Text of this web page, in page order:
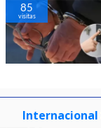
85
visitas
Internacional